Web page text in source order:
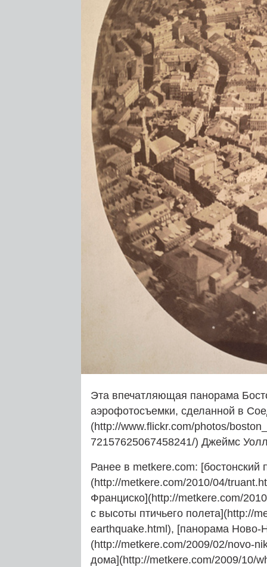
Эта впечатляющая панорама
аэрофотосъемки, сделанной в
(http://www.flickr.com/photos/
72157625067458241/) Джеймс
Ранее в metkere.com: [бостонский
(http://metkere.com/2010/04/
Франциско](http://metkere.com/
с высоты птичьего полета](http://
earthquake.html), [панорама Ново-
(http://metkere.com/2009/02/novo-
дома](http://metkere.com/2009/10/